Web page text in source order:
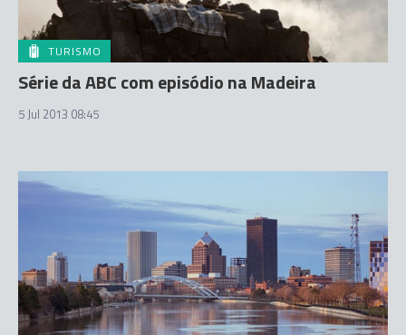
TURISMO
Série da ABC com episódio na Madeira
5 Jul 2013 08:45